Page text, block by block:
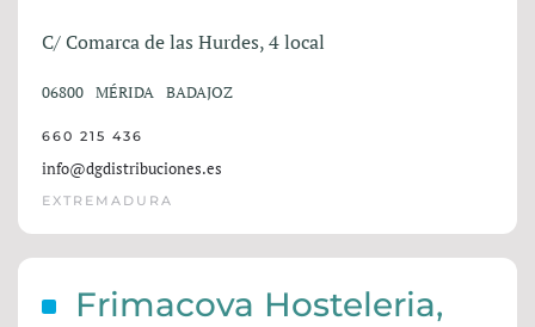
C/ Comarca de las Hurdes, 4 local
06800 MÉRIDA BADAJOZ
660 215 436
info@dgdistribuciones.es
EXTREMADURA
Frimacova Hosteleria,